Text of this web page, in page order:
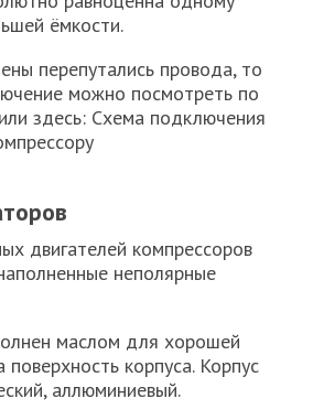
ёмкости.
перепутались провода, то
можно посмотреть по
здесь: Схема подключения
двигателей компрессоров
неполярные
маслом для хорошей
корпуса. Корпус
аллюминиевый.